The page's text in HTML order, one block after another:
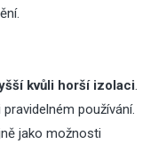
kvůli horší izolaci.
používání.
jako možnosti